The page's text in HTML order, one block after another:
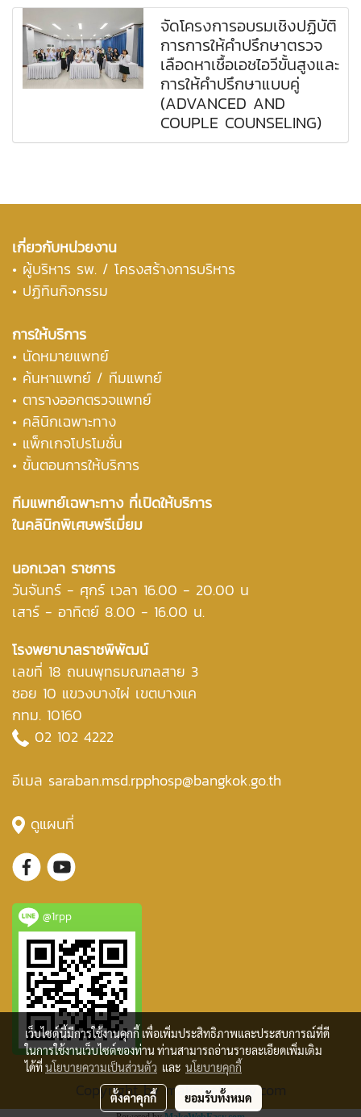
จัดโครงการอบรมเชิงปฏิบัติ
การการให้คำปรึกษาตรวจ
เลือดหาเชื้อเอชไอวีขั้นสูงและ
การให้คำปรึกษาแบบคู่
(ADVANCED AND
COUPLE COUNSELING)
เกี่ยวกับหน่วยงาน
• ผู้บริหาร รพ. / โครงสร้างการบริหาร
• ปฏิทินกิจกรรม
การให้บริการ
• นัดหมายแพทย์
• ค้นหาแพทย์ / ทีมแพทย์
• ตารางออกตรวจแพทย์
• คลินิกเฉพาะทาง
• แพ็กเกจโปรโมชั่น
• ขั้นตอนการให้บริการ
ทีมแพทย์เฉพาะทาง ที่เปิดให้บริการ
ในคลินิกพิเศษพรีเมี่ยม
นอกเวลา ราชการ
วันจันทร์ - ศุกร์ เวลา 16.00 - 20.00 น
เสาร์ - อาทิตย์ 8.00 - 16.00 น.
โรงพยาบาลราชพิพัฒน์
เลขที่ 18 ถนนพุทธมณฑลสาย 3
ซอย 10 แขวงบางไผ่ เขตบางแค
กทม. 10160
02 102 4222
อีเมล saraban.msd.rpphosp@bangkok.go.th
ดูแผนที่
@1rpp
Copyright by makewebeasy.com
เว็บไซต์นี้มีการใช้งานคุกกี้ เพื่อเพิ่มประสิทธิภาพและประสบการณ์ที่ดี
ในการใช้งานเว็บไซต์ของท่าน ท่านสามารถอ่านรายละเอียดเพิ่มเติม
ได้ที่นโยบายความเป็นส่วนตัว และ นโยบายคุกกี้
ตั้งค่าคุกกี้ ยอมรับทั้งหมด